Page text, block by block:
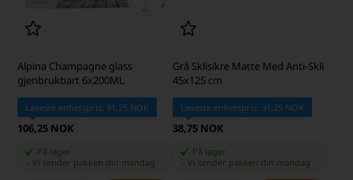
Alpina Champagne glass
gjenbrukbart 6x200ML
Laveste enhetspris: 91,25 NOK
106,25 NOK
På lager
-Vi sender pakken din mandag
Grå Sklisikre Matte Med Anti-Skli
45x125 cm
Laveste enhetspris: 31,25 NOK
38,75 NOK
På lager
Vi sender pakken din mandag